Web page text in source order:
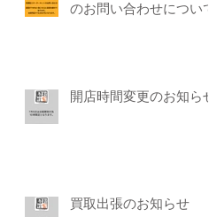
のお問い合わせについて
開店時間変更のお知らせ
買取出張のお知らせ